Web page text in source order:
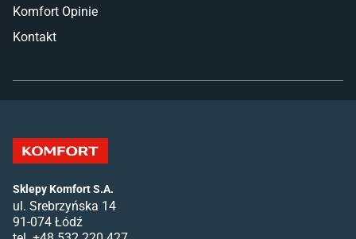
Komfort Opinie
Kontakt
Sklepy Komfort S.A.
ul. Srebrzyńska 14
91-074 Łódź